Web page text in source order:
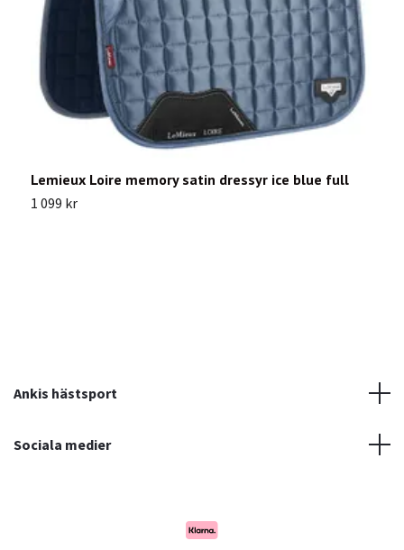
Lemieux Loire memory satin dressyr ice blue full
1 099 kr
Ankis hästsport
Sociala medier